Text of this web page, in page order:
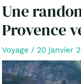
Une
Provence
Voyage/ 20 janvier